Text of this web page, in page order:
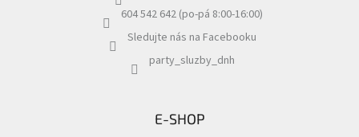
604 542 642 (po-pá 8:00-16:00)
Sledujte nás na Facebooku
party_sluzby_dnh
E-SHOP